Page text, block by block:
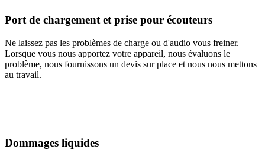
Port de chargement et prise pour écouteurs
Ne laissez pas les problèmes de charge ou d'audio vous freiner.
Lorsque vous nous apportez votre appareil, nous évaluons le
problème, nous fournissons un devis sur place et nous nous mettons
au travail.
Dommages liquides